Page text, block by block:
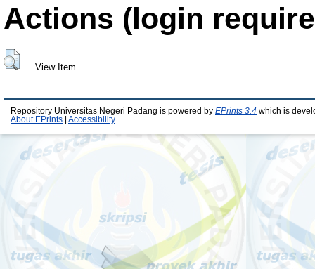
Actions (login
View Item
Repository Universitas Negeri Padang is powered by EPrints 3.4 which is
About EPrints
Accessibility